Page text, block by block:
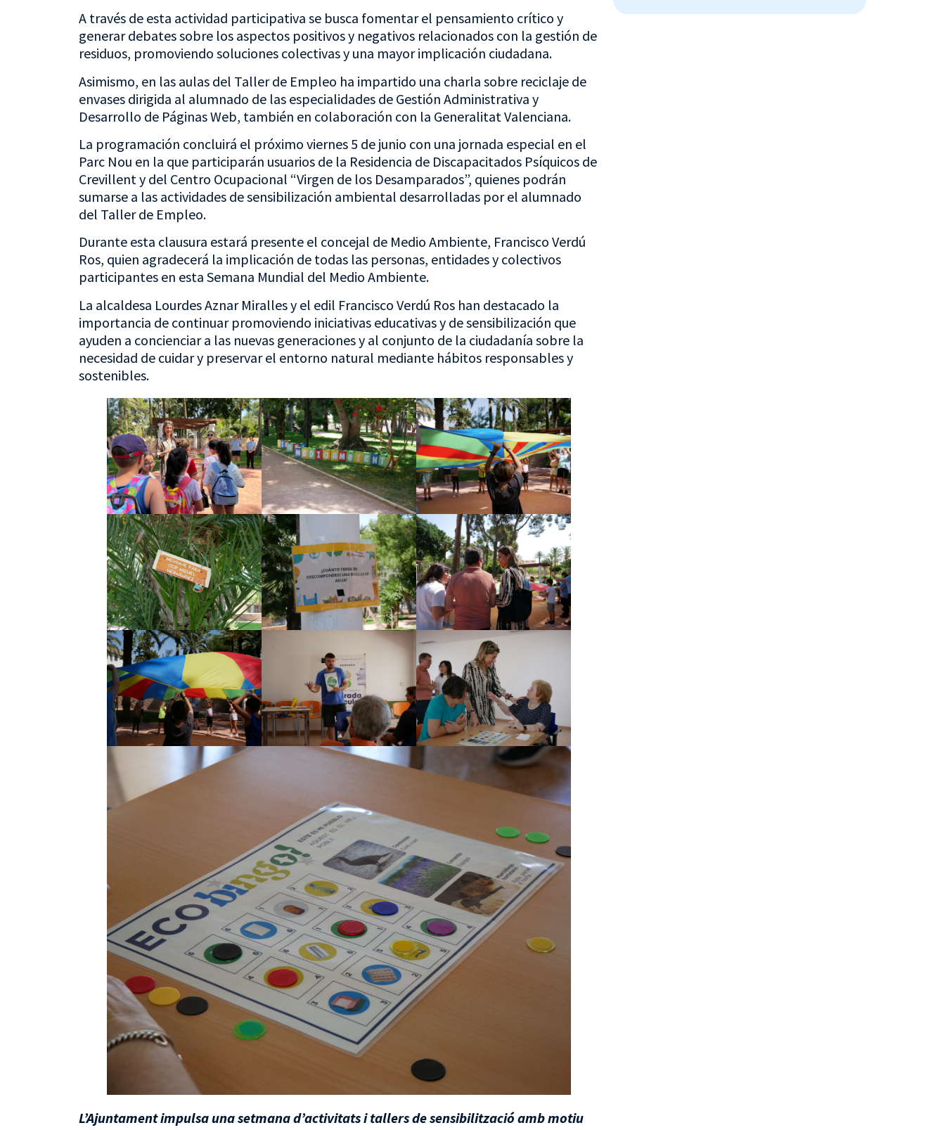
A través de esta actividad participativa se busca fomentar el pensamiento crítico y
generar debates sobre los aspectos positivos y negativos relacionados con la gestión de
residuos, promoviendo soluciones colectivas y una mayor implicación ciudadana.
Asimismo, en las aulas del Taller de Empleo ha impartido una charla sobre reciclaje de
envases dirigida al alumnado de las especialidades de Gestión Administrativa y
Desarrollo de Páginas Web, también en colaboración con la Generalitat Valenciana.
La programación concluirá el próximo viernes 5 de junio con una jornada especial en el
Parc Nou en la que participarán usuarios de la Residencia de Discapacitados Psíquicos de
Crevillent y del Centro Ocupacional “Virgen de los Desamparados”, quienes podrán
sumarse a las actividades de sensibilización ambiental desarrolladas por el alumnado
del Taller de Empleo.
Durante esta clausura estará presente el concejal de Medio Ambiente, Francisco Verdú
Ros, quien agradecerá la implicación de todas las personas, entidades y colectivos
participantes en esta Semana Mundial del Medio Ambiente.
La alcaldesa Lourdes Aznar Miralles y el edil Francisco Verdú Ros han destacado la
importancia de continuar promoviendo iniciativas educativas y de sensibilización que
ayuden a concienciar a las nuevas generaciones y al conjunto de la ciudadanía sobre la
necesidad de cuidar y preservar el entorno natural mediante hábitos responsables y
sostenibles.
L’Ajuntament impulsa una setmana d’activitats i tallers de sensibilització amb motiu